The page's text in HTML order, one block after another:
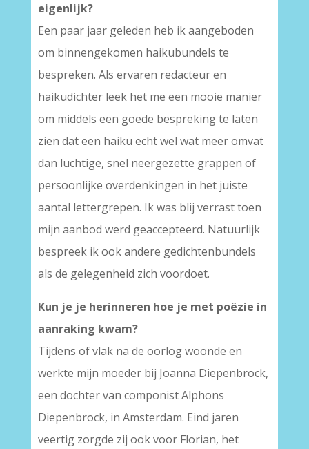
eigenlijk?
Een paar jaar geleden heb ik aangeboden
om binnengekomen haikubundels te
bespreken. Als ervaren redacteur en
haikudichter leek het me een mooie manier
om middels een goede bespreking te laten
zien dat een haiku echt wel wat meer omvat
dan luchtige, snel neergezette grappen of
persoonlijke overdenkingen in het juiste
aantal lettergrepen. Ik was blij verrast toen
mijn aanbod werd geaccepteerd. Natuurlijk
bespreek ik ook andere gedichtenbundels
als de gelegenheid zich voordoet.
Kun je je herinneren hoe je met poëzie in
aanraking kwam?
Tijdens of vlak na de oorlog woonde en
werkte mijn moeder bij Joanna Diepenbrock,
een dochter van componist Alphons
Diepenbrock, in Amsterdam. Eind jaren
veertig zorgde zij ook voor Florian, het